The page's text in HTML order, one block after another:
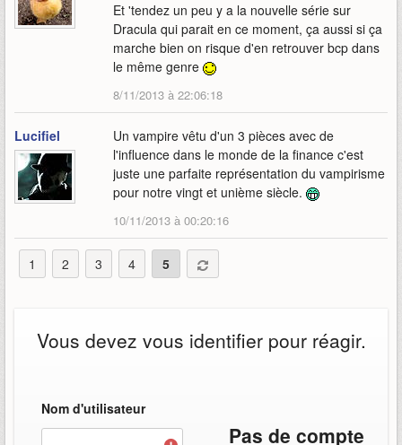
Et 'tendez un peu y a la nouvelle série sur
Dracula qui parait en ce moment, ça aussi si ça
marche bien on risque d'en retrouver bcp dans
le même genre
8/11/2013 à 22:06:18
Lucifiel
Un vampire vêtu d'un 3 pièces avec de
l'influence dans le monde de la finance c'est
juste une parfaite représentation du vampirisme
pour notre vingt et unième siècle.
10/11/2013 à 00:20:16
1 2 3 4 5
Vous devez vous identifier pour réagir.
Nom d'utilisateur
Pas de compte